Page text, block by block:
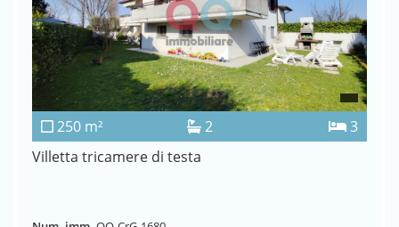
250 m² 2
3
Villetta tricamere di testa